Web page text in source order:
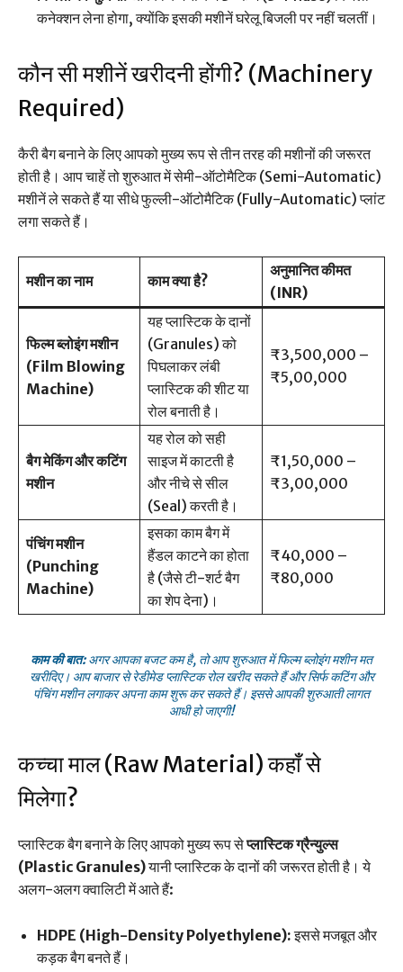
कनेक्शन लेना होगा, क्योंकि इसकी मशीनें घरेलू बिजली पर नहीं चलतीं।
कौन सी मशीनें खरीदनी होंगी? (Machinery
Required)
कैरी बैग बनाने के लिए आपको मुख्य रूप से तीन तरह की मशीनों की जरूरत
होती है। आप चाहें तो शुरुआत में सेमी-ऑटोमैटिक (Semi-Automatic)
मशीनें ले सकते हैं या सीधे फुल्ली-ऑटोमैटिक (Fully-Automatic) प्लांट
लगा सकते हैं।
मशीन का नाम काम क्या है?
अनुमानित कीमत
(INR)
फिल्म ब्लोइंग मशीन
(Film Blowing
Machine)
यह प्लास्टिक के दानों
(Granules) को
पिघलाकर लंबी
प्लास्टिक की शीट या
रोल बनाती है।
₹3,500,000 –
₹5,00,000
बैग मेकिंग और कटिंग
मशीन
यह रोल को सही
साइज में काटती है
और नीचे से सील
(Seal) करती है।
₹1,50,000 –
₹3,00,000
पंचिंग मशीन
(Punching
Machine)
इसका काम बैग में
हैंडल काटने का होता
है (जैसे टी-शर्ट बैग
का शेप देना)।
₹40,000 –
₹80,000
काम की बात:अगर आपका बजट कम है, तो आप शुरुआत में फिल्म ब्लोइंग मशीन मत
खरीदिए। आप बाजार से रेडीमेड प्लास्टिक रोल खरीद सकते हैं और सिर्फ कटिंग और
पंचिंग मशीन लगाकर अपना काम शुरू कर सकते हैं। इससे आपकी शुरुआती लागत
आधी हो जाएगी!
कच्चा माल (Raw Material) कहाँ से
मिलेगा?
प्लास्टिक बैग बनाने के लिए आपको मुख्य रूप सेप्लास्टिक ग्रैन्युल्स
(Plastic Granules)यानी प्लास्टिक के दानों की जरूरत होती है। ये
अलग-अलग क्वालिटी में आते हैं:
HDPE (High-Density Polyethylene):इससे मजबूत और
कड़क बैग बनते हैं।